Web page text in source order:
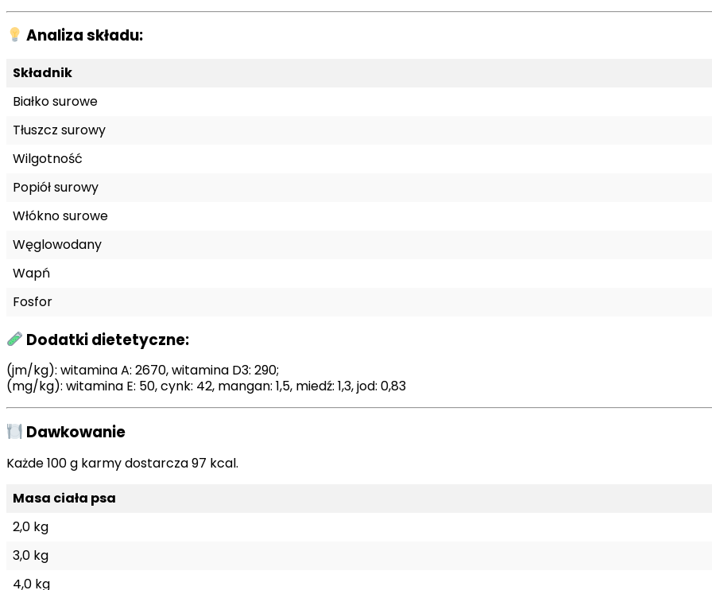
Analiza składu:
Składnik
Białko surowe
Tłuszcz surowy
Wilgotność
Popiół surowy
Włókno surowe
Węglowodany
Wapń
Fosfor
Dodatki dietetyczne:
(jm/kg): witamina A: 2670, witamina D3: 290;
(mg/kg): witamina E: 50, cynk: 42, mangan: 1,5, miedź: 1,3, jod: 0,83
Dawkowanie
Każde 100 g karmy dostarcza 97 kcal.
Masa ciała psa
2,0 kg
3,0 kg
4,0 kg